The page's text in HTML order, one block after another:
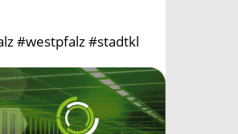
#westpfalz #stadtkl